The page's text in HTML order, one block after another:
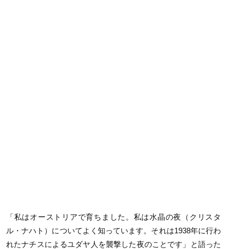
「私はオーストリアで育ちました。私は水晶の夜（クリスタ
ル・ナハト）についてよく知っています。それは1938年に行わ
れたナチスによるユダヤ人を襲撃した夜のことです」と語った